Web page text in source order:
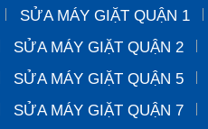
SỬA MÁY GIẶT QUẬN 1
SỬA MÁY GIẶT QUẬN 2
SỬA MÁY GIẶT QUẬN 5
SỬA MÁY GIẶT QUẬN 7